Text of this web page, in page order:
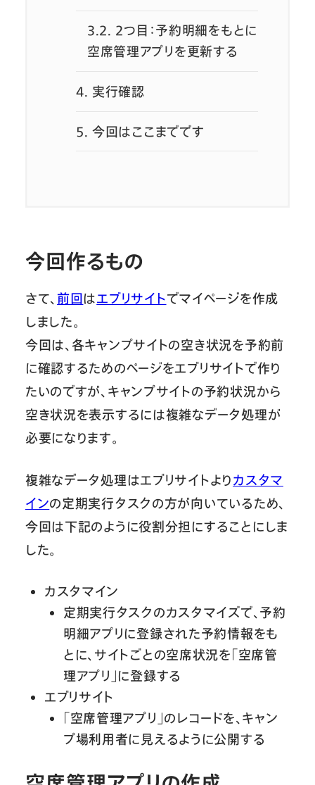
3.2. 2つ目：予約明細をもとに
空席管理アプリを更新する
4. 実行確認
5.今回はここまでです
今回作るもの
さて、 前回はエブリサイトでマイページを作成
しました。
今回は、各キャンプサイトの空き状況を予約前
に確認するためのページをエブリサイトで作り
たいのですが、キャンプサイトの予約状況から
空き状況を表示するには複雑なデータ処理が
必要になります。
複雑なデータ処理はエブリサイトよりカスタマ
インの定期実行タスクの方が向いているため、
今回は下記のように役割分担にすることにしま
した。
カスタマイン
定期実行タスクのカスタマイズで、予約
明細アプリに登録された予約情報をも
とに、サイトごとの空席状況を「空席管
理アプリ」に登録する
エブリサイト
「空席管理アプリ」のレコードを、キャン
プ場利用者に見えるように公開する